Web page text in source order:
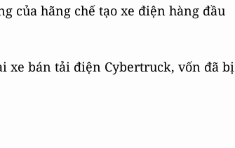
của hãng chế tạo xe điện hàng đầu
xe bán tải điện Cybertruck, vốn đã bị